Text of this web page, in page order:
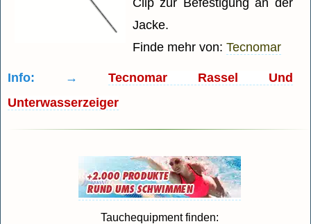
Jacke.
Finde mehr von: Tecnomar
Info: → Tecnomar Rassel Und
Unterwasserzeiger
Tauchequipment finden: